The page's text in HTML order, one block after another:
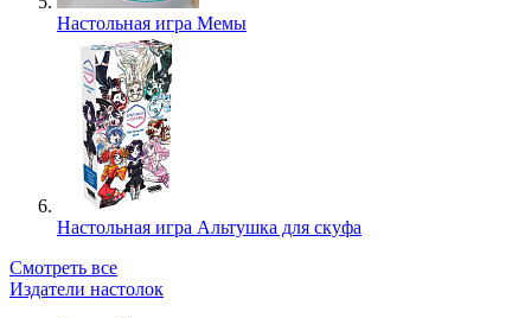
Настольная игра Мемы
Настольная игра Альтушка для скуфа
Смотреть все
Издатели настолок